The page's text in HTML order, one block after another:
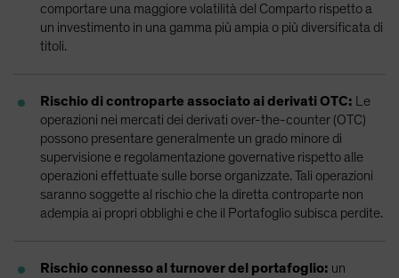
comportare una maggiore volatilità del Comparto rispetto a
un investimento in una gamma più ampia o più diversificata di
titoli.
Rischio di controparte associato ai derivati OTC:
Le
operazioni nei mercati dei derivati over-the-counter (OTC)
possono presentare generalmente un grado minore di
supervisione e regolamentazione governative rispetto alle
operazioni effettuate sulle borse organizzate. Tali operazioni
saranno soggette al rischio che la diretta controparte non
adempia ai propri obblighi e che il Portafoglio subisca perdite.
Rischio connesso al turnover del portafoglio: un